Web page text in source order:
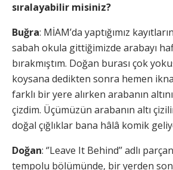
sıralayabilir misiniz?
Buğra: MİAM’da yaptığımız
sabah okula gittiğimizde arabayı
bırakmıştım. Doğan burası çok
koysana dedikten sonra hemen
farklı bir yere alırken arabanın
çizdim. Üçümüzün arabanın altı
doğal çığlıklar bana hâlâ komik
Doğan: ‘’Leave It Behind’’ adlı
tempolu bölümünde, bir yerden